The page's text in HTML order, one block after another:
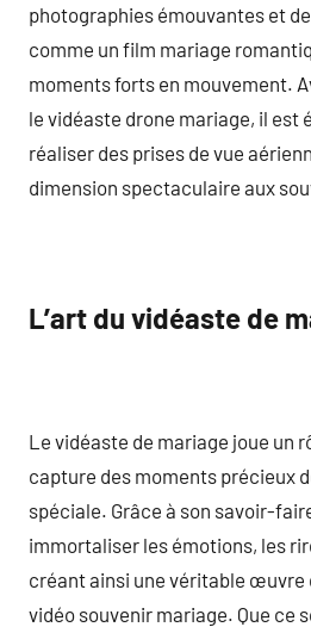
photographies émouvantes et
comme un film mariage
moments forts en mouvement.
le vidéaste drone mariage, il est
réaliser des prises de vue
dimension spectaculaire aux
L’art du vidéaste de
Le vidéaste de mariage joue un
capture des moments précieux
spéciale. Grâce à son savoir-
immortaliser les émotions, les
créant ainsi une véritable œuvre
vidéo souvenir mariage. Que ce